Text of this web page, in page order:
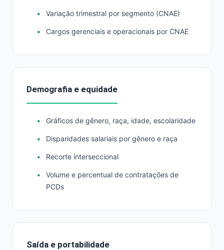
Variação trimestral por segmento (CNAE)
Cargos gerenciais e operacionais por CNAE
Demografia e equidade
Gráficos de gênero, raça, idade, escolaridade
Disparidades salariais por gênero e raça
Recorte interseccional
Volume e percentual de contratações de
PCDs
Saída e portabilidade